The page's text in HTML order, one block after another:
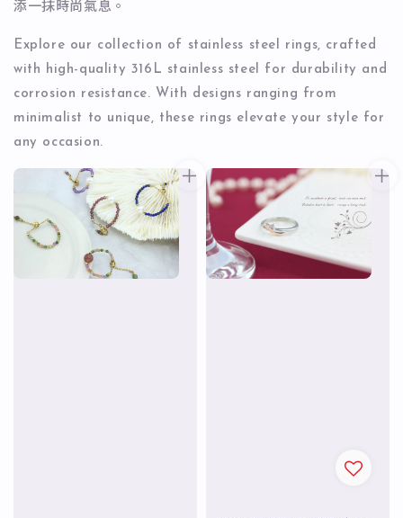
添一抹時尚氣息。
Explore our collection of stainless steel rings, crafted
with high-quality 316L stainless steel for durability and
corrosion resistance. With designs ranging from
minimalist to unique, these rings elevate your style for
any occasion.